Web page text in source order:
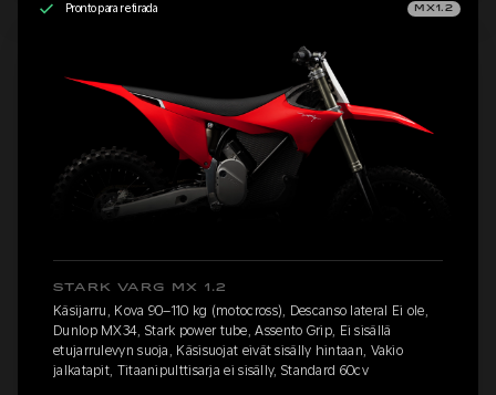
Pronto para retirada MX1.2
STARK VARG MX 1.2
Käsijarru, Kova 90–110 kg (motocross), Descanso lateral Ei ole,
Dunlop MX34, Stark power tube, Assento Grip, Ei sisällä
etujarrulevyn suoja, Käsisuojat eivät sisälly hintaan, Vakio
jalkatapit, Titaanipulttisarja ei sisälly, Standard 60cv